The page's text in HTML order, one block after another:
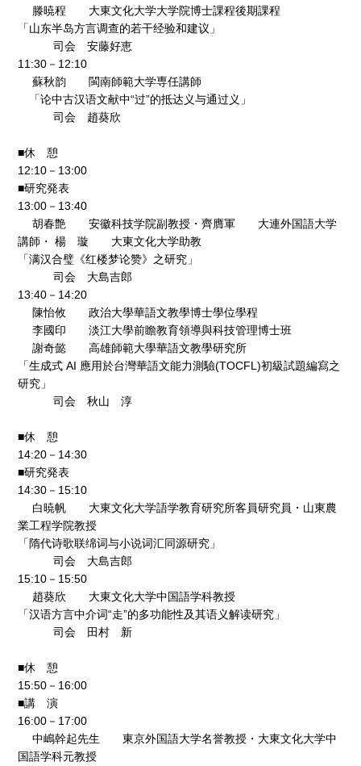
滕暁程 大東文化大学大学院博士課程後期課程
「山东半岛方言调查的若干经验和建议」
司会 安藤好恵
11:30－12:10
蘇秋韵 閩南師範大学専任講師
「论中古汉语文献中“过”的抵达义与通过义」
司会 趙葵欣
■休 憩
12:10－13:00
■研究発表
13:00－13:40
胡春艶 安徽科技学院副教授・齊膺軍 大連外国語大学
講師・ 楊 璇 大東文化大学助教
「满汉合璧《红楼梦论赞》之研究」
司会 大島吉郎
13:40－14:20
陳怡攸 政治大學華語文教學博士學位學程
李國印 淡江大學前瞻教育領導與科技管理博士班
謝奇懿 高雄師範大學華語文教學研究所
「生成式 AI 應用於台灣華語文能力測驗(TOCFL)初級試題編寫之
研究」
司会 秋山 淳
■休 憩
14:20－14:30
■研究発表
14:30－15:10
白暁帆 大東文化大学語学教育研究所客員研究員・山東農
業工程学院教授
「隋代诗歌联绵词与小说词汇同源研究」
司会 大島吉郎
15:10－15:50
趙葵欣 大東文化大学中国語学科教授
「汉语方言中介词“走”的多功能性及其语义解读研究」
司会 田村 新
■休 憩
15:50－16:00
■講 演
16:00－17:00
中嶋幹起先生 東京外国語大学名誉教授・大東文化大学中
国語学科元教授